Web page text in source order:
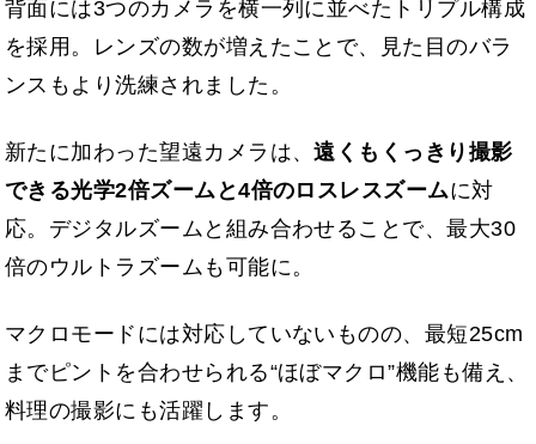
背面には3つのカメラを横一列に並べたトリプル構成
を採用。レンズの数が増えたことで、見た目のバラ
ンスもより洗練されました。
新たに加わった望遠カメラは、遠くもくっきり撮影
できる光学2倍ズームと4倍のロスレスズームに対
応。デジタルズームと組み合わせることで、最大30
倍のウルトラズームも可能に。
マクロモードには対応していないものの、最短25cm
までピントを合わせられる“ほぼマクロ”機能も備え、
料理の撮影にも活躍します。